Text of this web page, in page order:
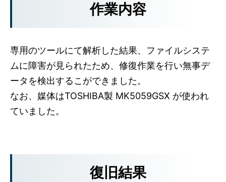
作業内容
専用のツールにて解析した結果、ファイルシステ
ムに障害が見られたため、修復作業を行い無事デ
ータを検出するこができました。
なお、媒体はTOSHIBA製 MK5059GSX が使われ
ていました。
復旧結果